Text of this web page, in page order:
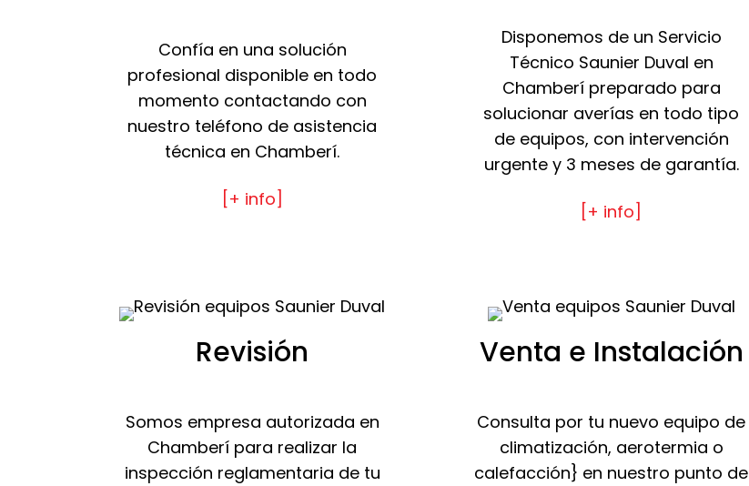
Confía en una solución
profesional disponible en todo
momento contactando con
nuestro teléfono de asistencia
técnica en Chamberí.
[+ info]
Disponemos de un Servicio
Técnico Saunier Duval en
Chamberí preparado para
solucionar averías en todo tipo
de equipos, con intervención
urgente y 3 meses de garantía.
[+ info]
Revisión
Somos empresa autorizada en
Chamberí para realizar la
inspección reglamentaria de tu
Venta e Instalación
Consulta por tu nuevo equipo de
climatización, aerotermia o
calefacción} en nuestro punto de